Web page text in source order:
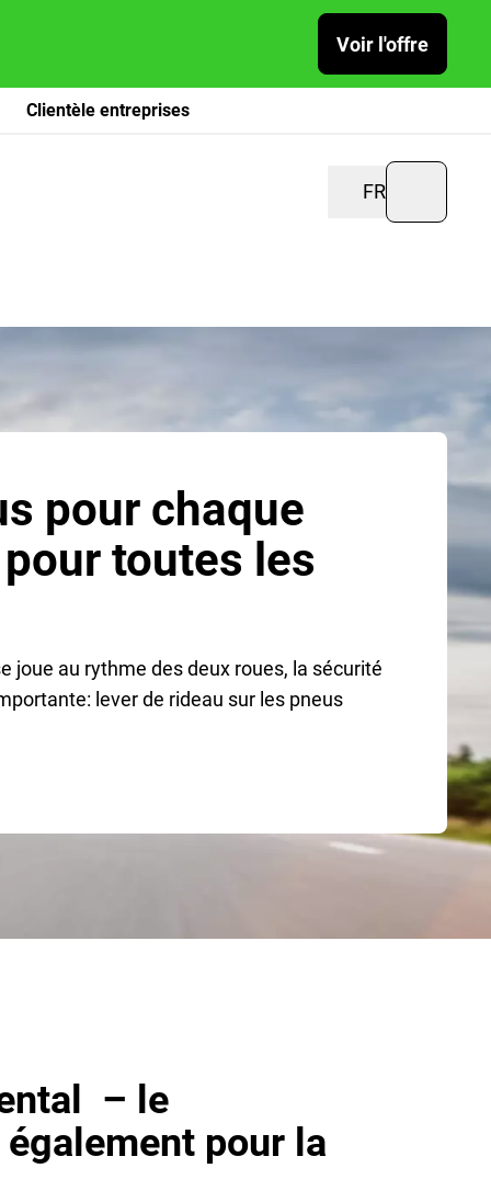
Voir l'offre
Clientèle entreprises
FR
pour chaque
toutes les
joue au rythme des deux roues, la sécurité
lever de rideau sur les pneus
– le
pour la